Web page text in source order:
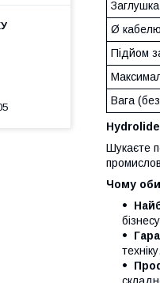
Ø
Підйом
Вага
Шукаєте
Чому